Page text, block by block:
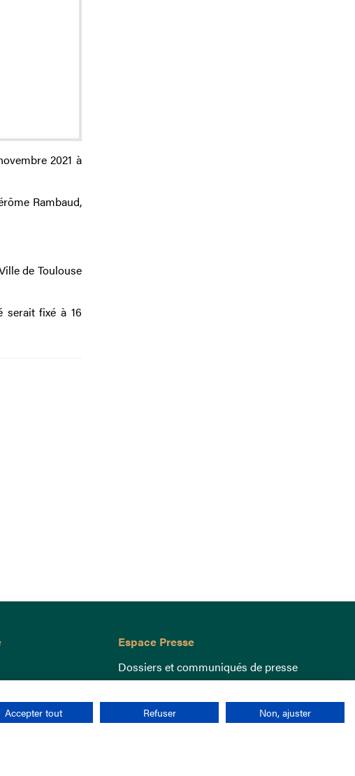
2021 à
Rambaud,
de Toulouse
serait fixé à 16
Espace Presse
Dossiers et communiqués de presse
Accepter tout Refuser Non, ajuster